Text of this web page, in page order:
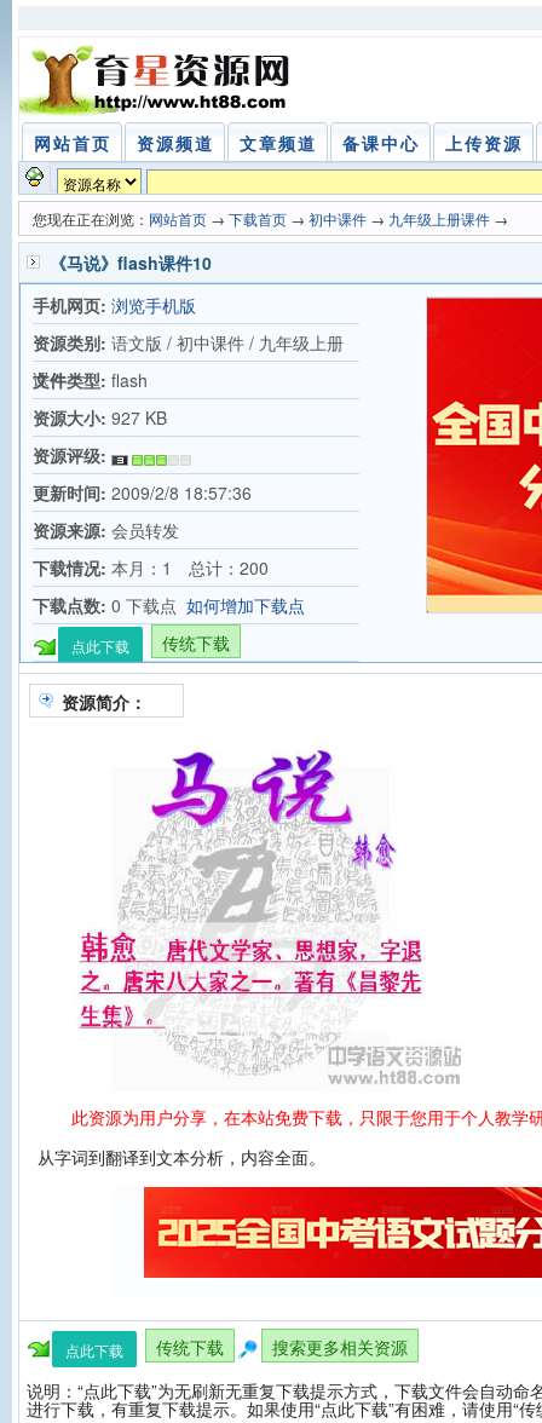
网站首页 资源频道 文章频道 备课中心 上传资源
您现在正在浏览： 网站首页 → 下载首页 → 初中课件 → 九年级上册课件 →
《马说》flash课件10
手机网页: 浏览手机版
资源类别: 语文版 / 初中课件 / 九年级上册
课件
文件类型: flash
资源大小: 927 KB
资源评级:
更新时间: 2009/2/8 18:57:36
资源来源: 会员转发
下载情况: 本月：1 总计：200
下载点数: 0 下载点 如何增加下载点
点此下载 传统下载
资源简介：
此资源为用户分享，在本站免费下载，只限于您用于个人教学
从字词到翻译到文本分析，内容全面。
点此下载 传统下载
搜索更多相关资源
说明：“点此下载”为无刷新无重复下载提示方式，下载文件会自动命
进行下载，有重复下载提示。如果使用“点此下载”有困难，请使用“传